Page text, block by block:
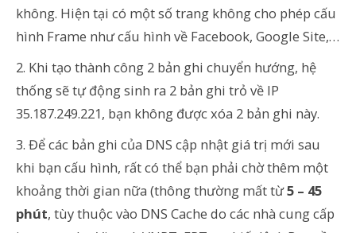
không. Hiện tại có một số trang không cho phép cấu
hình Frame như cấu hình về Facebook, Google Site,…
2. Khi tạo thành công 2 bản ghi chuyển hướng, hệ
thống sẽ tự động sinh ra 2 bản ghi trỏ về IP
35.187.249.221, bạn không được xóa 2 bản ghi này.
3. Để các bản ghi của DNS cập nhật giá trị mới sau
khi bạn cấu hình, rất có thể bạn phải chờ thêm một
khoảng thời gian nữa (thông thường mất từ5 – 45
phút, tùy thuộc vào DNS Cache do các nhà cung cấp